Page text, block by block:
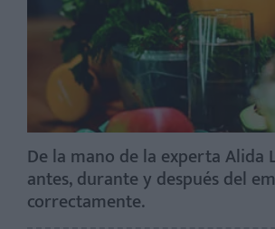
De la mano de la experta Alida
antes, durante y después del
correctamente.